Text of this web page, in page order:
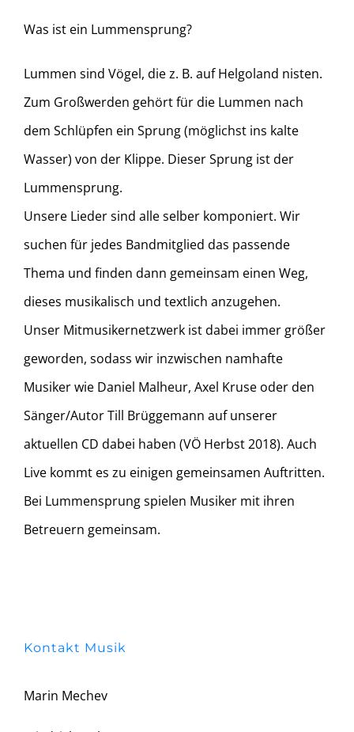
Was ist ein Lummensprung?
Lummen sind Vögel, die z. B. auf Helgoland nisten.
Zum Großwerden gehört für die Lummen nach
dem Schlüpfen ein Sprung (möglichst ins kalte
Wasser) von der Klippe. Dieser Sprung ist der
Lummensprung.
Unsere Lieder sind alle selber komponiert. Wir
suchen für jedes Bandmitglied das passende
Thema und finden dann gemeinsam einen Weg,
dieses musikalisch und textlich anzugehen.
Unser Mitmusikernetzwerk ist dabei immer größer
geworden, sodass wir inzwischen namhafte
Musiker wie Daniel Malheur, Axel Kruse oder den
Sänger/Autor Till Brüggemann auf unserer
aktuellen CD dabei haben (VÖ Herbst 2018). Auch
Live kommt es zu einigen gemeinsamen Auftritten.
Bei Lummensprung spielen Musiker mit ihren
Betreuern gemeinsam.
Kontakt Musik
Marin Mechev